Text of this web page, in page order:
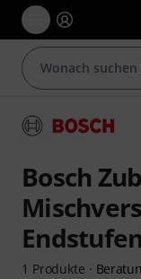
Bosch
Endstufen
1 Produkte ·